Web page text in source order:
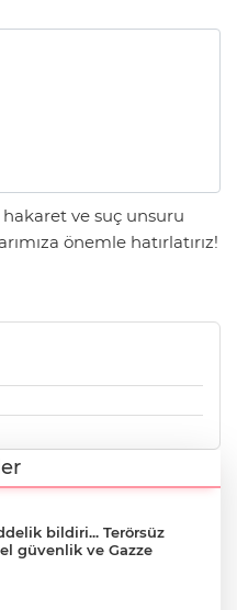
ve suç unsuru
önemle hatırlatırız!
bildiri... Terörsüz
güvenlik ve Gazze